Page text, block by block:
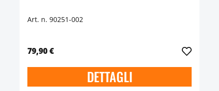
Art. n. 90251-002
79,90 €
DETTAGLI